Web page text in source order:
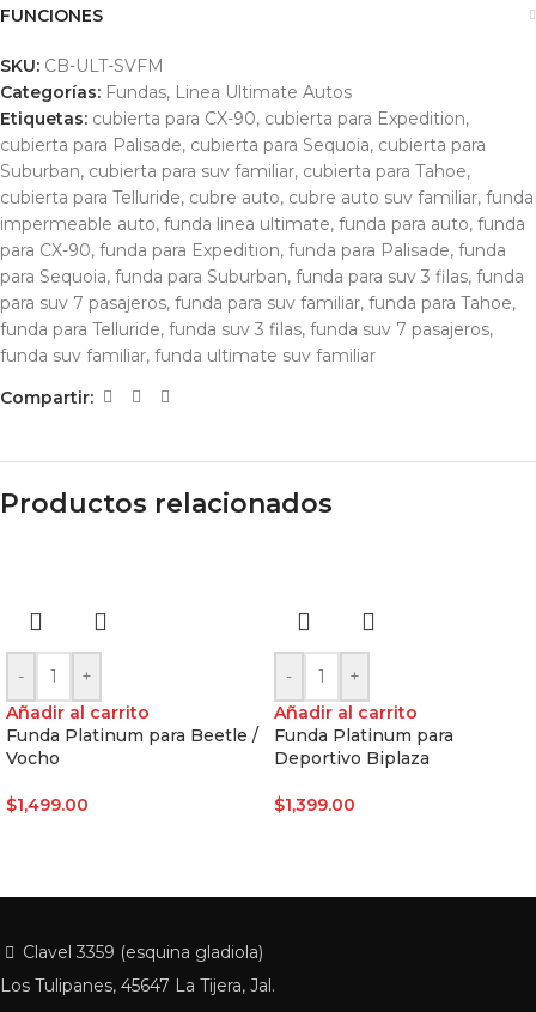
FUNCIONES
SKU: CB-ULT-SVFM
Categorías: Fundas, Linea Ultimate Autos
Etiquetas: cubierta para CX-90, cubierta para Expedition,
cubierta para Palisade, cubierta para Sequoia, cubierta para
Suburban, cubierta para suv familiar, cubierta para Tahoe,
cubierta para Telluride, cubre auto, cubre auto suv familiar, funda
impermeable auto, funda linea ultimate, funda para auto, funda
para CX-90, funda para Expedition, funda para Palisade, funda
para Sequoia, funda para Suburban, funda para suv 3 filas, funda
para suv 7 pasajeros, funda para suv familiar, funda para Tahoe,
funda para Telluride, funda suv 3 filas, funda suv 7 pasajeros,
funda suv familiar, funda ultimate suv familiar
Compartir:
Productos relacionados
-
+
Añadir al carrito
Funda Platinum para Beetle /
Vocho
$1,499.00
-
+
Añadir al carrito
Funda Platinum para
Deportivo Biplaza
$1,399.00
Clavel 3359 (esquina gladiola)
Los Tulipanes, 45647 La Tijera, Jal.